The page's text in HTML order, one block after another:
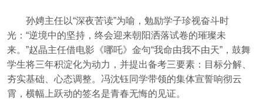
孙娉主任以“深夜苦读”为喻，勉励学子珍视奋斗时
光：“逆境中的坚持，终会迎来朝阳洒落试卷的璀璨未
来。”赵晶主任借电影《哪吒》金句“我命由我不由天”，鼓舞
学生将三年积淀化为动力，并提出备考三要素：目标分解、
夯实基础、心态调整。冯沈钰同学带领的集体宣誓响彻云
霄，横幅上跃动的签名是青春无悔的见证。